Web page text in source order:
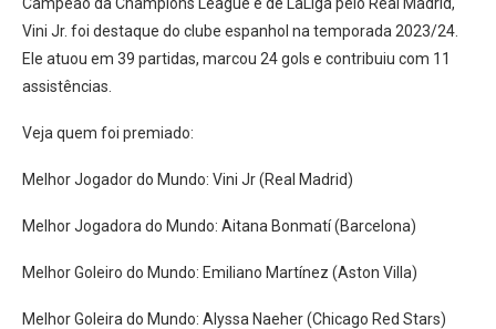
Vini Jr. foi destaque do clube espanhol na temporada 2023/24.
Ele atuou em 39 partidas, marcou 24 gols e contribuiu com 11
assistências.
Veja quem foi premiado:
Melhor Jogador do Mundo: Vini Jr (Real Madrid)
Melhor Jogadora do Mundo: Aitana Bonmatí (Barcelona)
Melhor Goleiro do Mundo: Emiliano Martínez (Aston Villa)
Melhor Goleira do Mundo: Alyssa Naeher (Chicago Red Stars)